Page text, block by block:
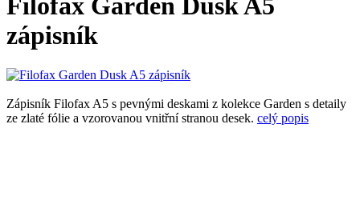
Filofax Garden Dusk A5
zápisník
Zápisník Filofax A5 s pevnými deskami z kolekce Garden s detaily
ze zlaté fólie a vzorovanou vnitřní stranou desek. celý popis